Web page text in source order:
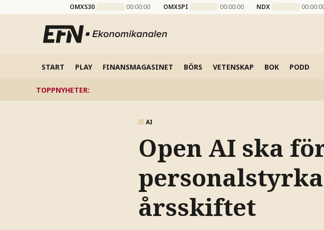
OMXS30 00:00:00 OMXSPI 00:00:00 NDX
START PLAY FINANSMAGASINET BÖRS VETENSKAP BOK PODD
TOPPNYHETER:
AI
Open AI ska
årsskiftet